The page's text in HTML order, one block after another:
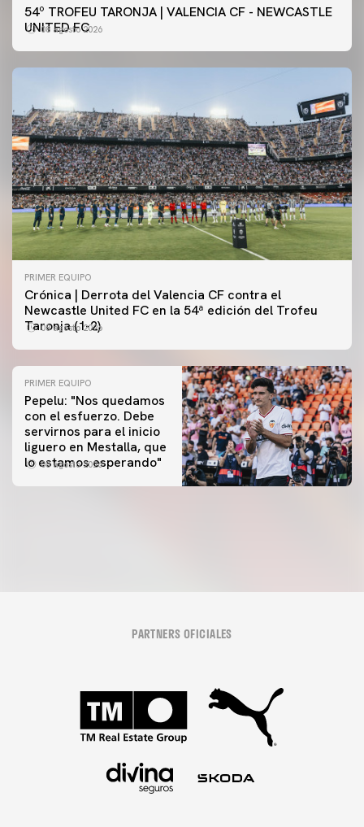
54º TROFEU TARONJA | VALENCIA CF - NEWCASTLE
UNITED FC
08 agosto 2026
PRIMER EQUIPO
Crónica | Derrota del Valencia CF contra el
Newcastle United FC en la 54ª edición del Trofeu
Taronja (1-2)
08 agosto 2026
PRIMER EQUIPO
Pepelu: "Nos quedamos
con el esfuerzo. Debe
servirnos para el inicio
liguero en Mestalla, que
lo estamos esperando"
08 agosto 2026
PRIMER EQUIPO
Las fotos del Valencia CF-Newcastle United FC
PRIMER EQUIPO
MESTALLA 📍
PARTNERS OFICIALES